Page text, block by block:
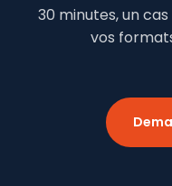
30 minutes, un
vos